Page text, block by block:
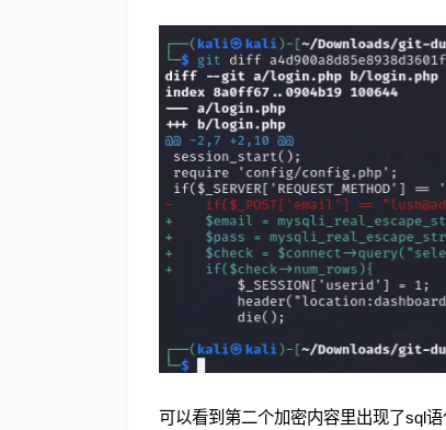
可以看到第二个加密内容里出现了sql